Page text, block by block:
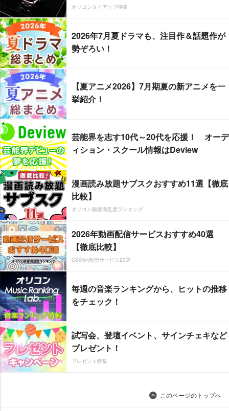
オリコンタイアップ特集
2026年7月夏ドラマも、注目作＆話題作が
勢ぞろい！
【夏アニメ2026】7月期夏の新アニメを一
挙紹介！
芸能界を志す10代～20代を応援！ オーデ
ィション・スクール情報はDeview
漫画読み放題サブスクおすすめ11選【徹底
比較】
オリコン顧客満足度ランキング
2026年動画配信サービスおすすめ40選
【徹底比較】
CS動画配信サービス20選
毎週の音楽ランキングから、ヒットの推移
をチェック！
試写会、登壇イベント、サインチェキなど
プレゼント！
プレゼント特集
このページのトップへ